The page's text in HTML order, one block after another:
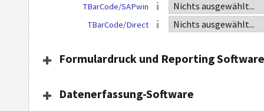
TBarCode/SAPwin
TBarCode/Direct
Formulardruck und Reporting Software
Datenerfassung-Software